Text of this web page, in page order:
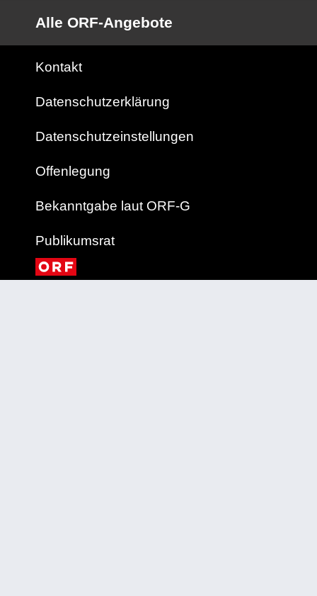
Alle ORF-Angebote
Kontakt
Datenschutzerklärung
Datenschutzeinstellungen
Offenlegung
Bekanntgabe laut ORF-G
Publikumsrat